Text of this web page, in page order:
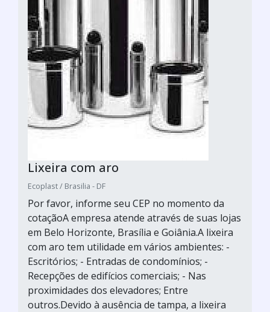
Lixeira com aro
Ecoplast / Brasilia - DF
Por favor, informe seu CEP no momento da
cotaçãoA empresa atende através de suas lojas
em Belo Horizonte, Brasília e Goiânia.A lixeira
com aro tem utilidade em vários ambientes: -
Escritórios; - Entradas de condomínios; -
Recepções de edifícios comerciais; - Nas
proximidades dos elevadores; Entre
outros.Devido à ausência de tampa, a lixeira